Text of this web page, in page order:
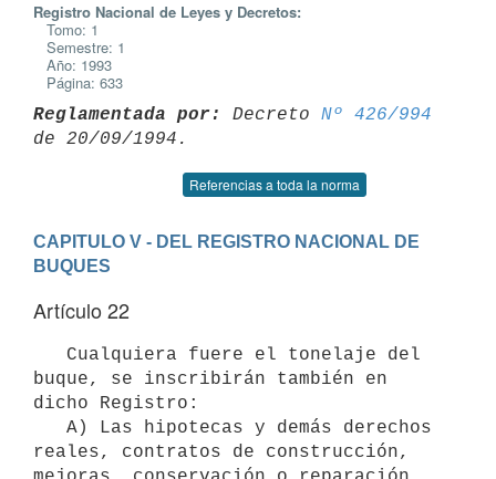
Registro Nacional de Leyes y Decretos:
Tomo: 1
Semestre: 1
Año: 1993
Página: 633
Reglamentada por: Decreto Nº 426/994
Referencias a toda la norma
CAPITULO V - DEL REGISTRO NACIONAL DE
BUQUES
Artículo 22
buque, se inscribirán también en
dicho Registro:
reales, contratos de construcción,